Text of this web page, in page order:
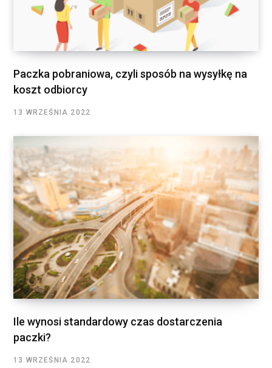
Paczka pobraniowa, czyli sposób na wysyłkę na
koszt odbiorcy
13 WRZEŚNIA 2022
Ile wynosi standardowy czas dostarczenia
paczki?
13 WRZEŚNIA 2022